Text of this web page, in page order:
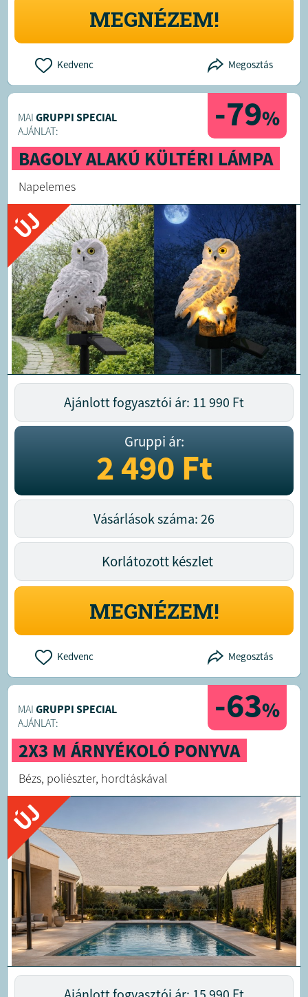
MEGNÉZEM!
Kedvenc Megosztás
-79%
MAI GRUPPI SPECIAL
AJÁNLAT:
BAGOLY ALAKÚ KÜLTÉRI LÁMPA
Napelemes
ÚJ
Ajánlott fogyasztói ár: 11 990 Ft
Gruppi ár:
2 490Ft
Vásárlások száma: 26
Korlátozott készlet
MEGNÉZEM!
Kedvenc Megosztás
-63%
MAI GRUPPI SPECIAL
AJÁNLAT:
2X3 M ÁRNYÉKOLÓ PONYVA
Bézs, poliészter, hordtáskával
ÚJ